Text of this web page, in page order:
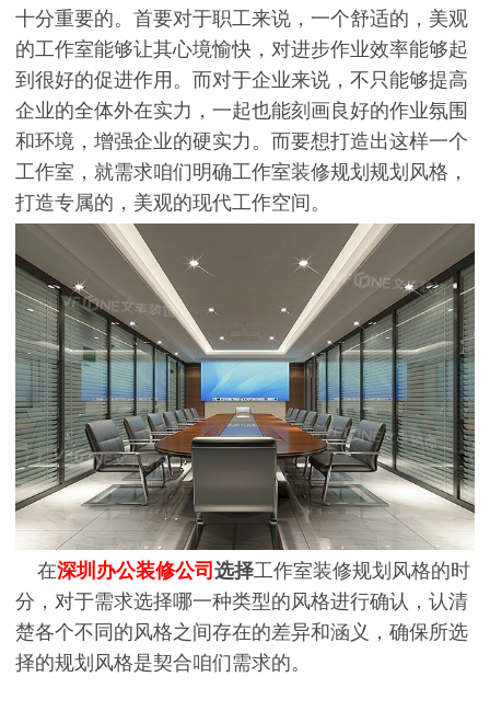
十分重要的。首要对于职工来说，一个舒适的，美观
的工作室能够让其心境愉快，对进步作业效率能够起
到很好的促进作用。而对于企业来说，不只能够提高
企业的全体外在实力，一起也能刻画良好的作业氛围
和环境，增强企业的硬实力。而要想打造出这样一个
工作室，就需求咱们明确工作室装修规划规划风格，
打造专属的，美观的现代工作空间。
在深圳办公装修公司 选择工作室装修规划风格的时
分，对于需求选择哪一种类型的风格进行确认，认清
楚各个不同的风格之间存在的差异和涵义，确保所选
择的规划风格是契合咱们需求的。